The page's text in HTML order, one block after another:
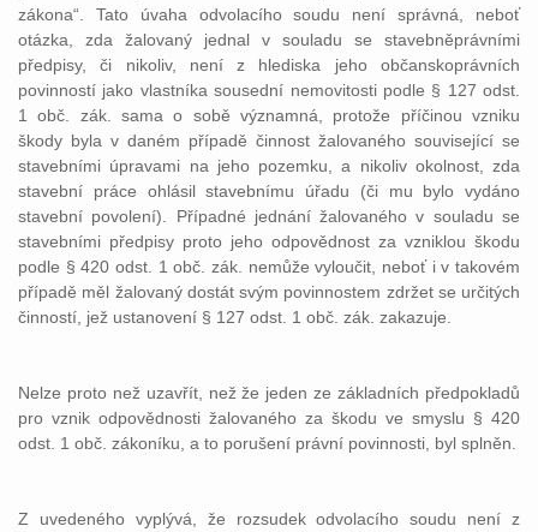
zákona“. Tato úvaha odvolacího soudu není správná, neboť
otázka, zda žalovaný jednal v souladu se stavebněprávními
předpisy, či nikoliv, není z hlediska jeho občanskoprávních
povinností jako vlastníka sousední nemovitosti podle § 127 odst.
1 obč. zák. sama o sobě významná, protože příčinou vzniku
škody byla v daném případě činnost žalovaného související se
stavebními úpravami na jeho pozemku, a nikoliv okolnost, zda
stavební práce ohlásil stavebnímu úřadu (či mu bylo vydáno
stavební povolení). Případné jednání žalovaného v souladu se
stavebními předpisy proto jeho odpovědnost za vzniklou škodu
podle § 420 odst. 1 obč. zák. nemůže vyloučit, neboť i v takovém
případě měl žalovaný dostát svým povinnostem zdržet se určitých
činností, jež ustanovení § 127 odst. 1 obč. zák. zakazuje.
Nelze proto než uzavřít, než že jeden ze základních předpokladů
pro vznik odpovědnosti žalovaného za škodu ve smyslu § 420
odst. 1 obč. zákoníku, a to porušení právní povinnosti, byl splněn.
Z uvedeného vyplývá, že rozsudek odvolacího soudu není z